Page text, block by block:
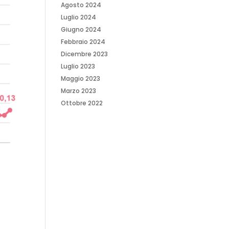
Agosto 2024
Luglio 2024
Giugno 2024
Febbraio 2024
Dicembre 2023
Luglio 2023
Maggio 2023
Marzo 2023
Ottobre 2022